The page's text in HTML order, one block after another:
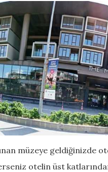
müzeye geldiğinizde
otelin üst